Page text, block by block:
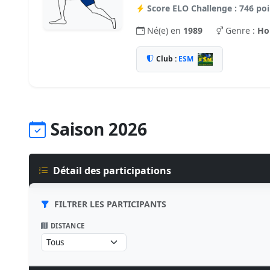
Score ELO Challenge : 746
Né(e) en 1989 Genre :
Club : ESM
Saison 2026
Détail des participations
FILTRER LES PARTICIPANTS
DISTANCE